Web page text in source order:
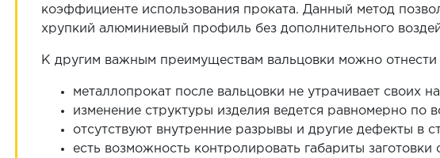
коэффициенте использования проката. Данный метод
хрупкий алюминиевый профиль без дополнительного
К другим важным преимуществам вальцовки можно отнести
металлопрокат после вальцовки не утрачивает своих
изменение структуры изделия ведется равномерно по
отсутствуют внутренние разрывы и другие дефекты в
есть возможность контролировать габариты